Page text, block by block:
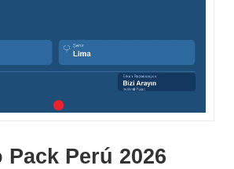
Pack Perú 2026